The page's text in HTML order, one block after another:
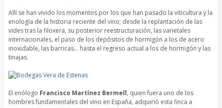
Allí se han vivido los momentos por los que han pasado la viticultura y la
enología de la historia reciente del vino; desde la replantación de las
vides tras la filoxera, su posterior reestructuración, las varietales
internacionales, el paso de los depósitos de hormigón a los de acero
inoxidable, las barricas… hasta el regreso actual a los de hormigón y las
tinajas.
El enólogo Francisco Martínez Bermell, quien fuera uno de los
hombres fundamentales del vino en España, adquirió esta finca a